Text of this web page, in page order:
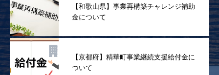
【和歌山県】事業再構築チャレンジ補助
金について
【京都府】精華町事業継続支援給付金に
ついて